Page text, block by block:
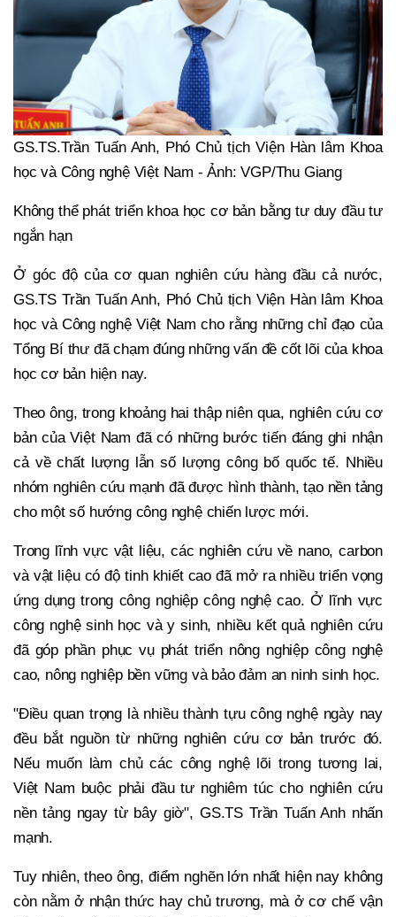
GS.TS.Trần Tuấn Anh, Phó Chủ tịch Viện Hàn lâm Khoa
học và Công nghệ Việt Nam - Ảnh: VGP/Thu Giang
Không thể phát triển khoa học cơ bản bằng tư duy đầu tư
ngắn hạn
Ở góc độ của cơ quan nghiên cứu hàng đầu cả nước,
GS.TS Trần Tuấn Anh, Phó Chủ tịch Viện Hàn lâm Khoa
học và Công nghệ Việt Nam cho rằng những chỉ đạo của
Tổng Bí thư đã chạm đúng những vấn đề cốt lõi của khoa
học cơ bản hiện nay.
Theo ông, trong khoảng hai thập niên qua, nghiên cứu cơ
bản của Việt Nam đã có những bước tiến đáng ghi nhận
cả về chất lượng lẫn số lượng công bố quốc tế. Nhiều
nhóm nghiên cứu mạnh đã được hình thành, tạo nền tảng
cho một số hướng công nghệ chiến lược mới.
Trong lĩnh vực vật liệu, các nghiên cứu về nano, carbon
và vật liệu có độ tinh khiết cao đã mở ra nhiều triển vọng
ứng dụng trong công nghiệp công nghệ cao. Ở lĩnh vực
công nghệ sinh học và y sinh, nhiều kết quả nghiên cứu
đã góp phần phục vụ phát triển nông nghiệp công nghệ
cao, nông nghiệp bền vững và bảo đảm an ninh sinh học.
"Điều quan trọng là nhiều thành tựu công nghệ ngày nay
đều bắt nguồn từ những nghiên cứu cơ bản trước đó.
Nếu muốn làm chủ các công nghệ lõi trong tương lai,
Việt Nam buộc phải đầu tư nghiêm túc cho nghiên cứu
nền tảng ngay từ bây giờ", GS.TS Trần Tuấn Anh nhấn
mạnh.
Tuy nhiên, theo ông, điểm nghẽn lớn nhất hiện nay không
còn nằm ở nhận thức hay chủ trương, mà ở cơ chế vận